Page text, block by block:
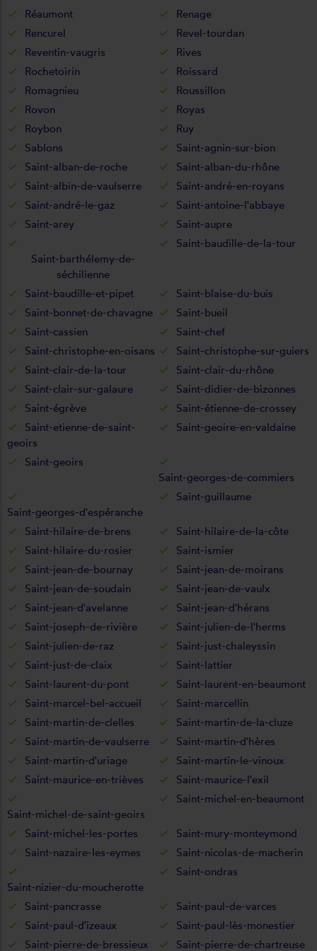
Réaumont
Renage
Rencurel
Revel-tourdan
Reventin-vaugris
Rives
Rochetoirin
Roissard
Romagnieu
Roussillon
Rovon
Royas
Roybon
Ruy
Sablons
Saint-agnin-sur-bion
Saint-alban-de-roche
Saint-alban-du-rhône
Saint-albin-de-vaulserre
Saint-andré-en-royans
Saint-andré-le-gaz
Saint-antoine-l'abbaye
Saint-arey
Saint-aupre
Saint-barthélemy-de-
séchilienne
Saint-baudille-de-la-tour
Saint-baudille-et-pipet
Saint-blaise-du-buis
Saint-bonnet-de-chavagne
Saint-bueil
Saint-cassien
Saint-chef
Saint-christophe-en-oisans
Saint-christophe-sur-guiers
Saint-clair-de-la-tour
Saint-clair-du-rhône
Saint-clair-sur-galaure
Saint-didier-de-bizonnes
Saint-égrève
Saint-étienne-de-crossey
Saint-etienne-de-saint-
geoirs
Saint-geoire-en-valdaine
Saint-geoirs
Saint-georges-de-commiers
Saint-georges-d'espéranche
Saint-guillaume
Saint-hilaire-de-brens
Saint-hilaire-de-la-côte
Saint-hilaire-du-rosier
Saint-ismier
Saint-jean-de-bournay
Saint-jean-de-moirans
Saint-jean-de-soudain
Saint-jean-de-vaulx
Saint-jean-d'avelanne
Saint-jean-d'hérans
Saint-joseph-de-rivière
Saint-julien-de-l'herms
Saint-julien-de-raz
Saint-just-chaleyssin
Saint-just-de-claix
Saint-lattier
Saint-laurent-du-pont
Saint-laurent-en-beaumont
Saint-marcel-bel-accueil
Saint-marcellin
Saint-martin-de-clelles
Saint-martin-de-la-cluze
Saint-martin-de-vaulserre
Saint-martin-d'hères
Saint-martin-d'uriage
Saint-martin-le-vinoux
Saint-maurice-en-trièves
Saint-maurice-l'exil
Saint-michel-de-saint-geoirs
Saint-michel-en-beaumont
Saint-michel-les-portes
Saint-mury-monteymond
Saint-nazaire-les-eymes
Saint-nicolas-de-macherin
Saint-nizier-du-moucherotte
Saint-ondras
Saint-pancrasse
Saint-paul-de-varces
Saint-paul-d'izeaux
Saint-paul-lès-monestier
Saint-pierre-de-bressieux
Saint-pierre-de-chartreuse